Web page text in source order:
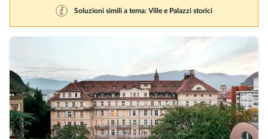
Soluzioni simili a tema: Ville e Palazzi storici